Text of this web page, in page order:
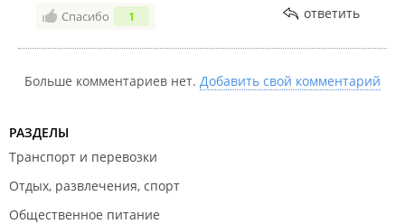
Спасибо 1 ответить
Больше комментариев нет. Добавить свой комментарий
РАЗДЕЛЫ
Транспорт и перевозки
Отдых, развлечения, спорт
Общественное питание